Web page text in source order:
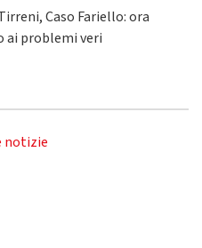
Caso Fariello: ora
ai problemi veri
notizie